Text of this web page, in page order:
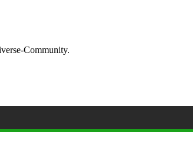
Community.